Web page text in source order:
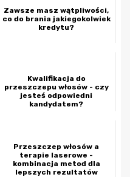
Zawsze masz wątpliwości,
co do brania jakiegokolwiek
kredytu?
Kwalifikacja do
przeszczepu włosów - czy
jesteś odpowiedni
kandydatem?
Przeszczep włosów a
terapie laserowe -
kombinacja metod dla
lepszych rezultatów